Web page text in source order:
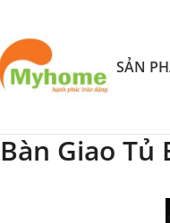
SẢN
Bàn Giao Tủ